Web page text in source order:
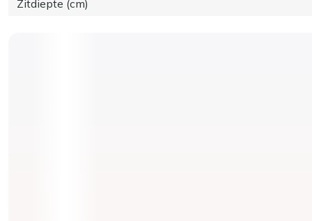
Zitdiepte (cm)